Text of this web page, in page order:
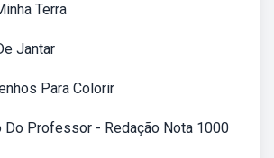
Terra
Jantar
Para Colorir
Do Professor - Redação Nota 1000